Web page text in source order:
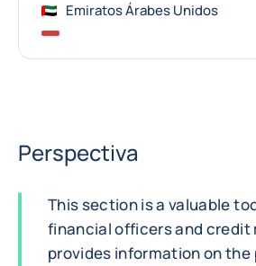
Emiratos Árabes Unidos
Perspectiva
This section is a valuable
financial officers and credit
provides information on the